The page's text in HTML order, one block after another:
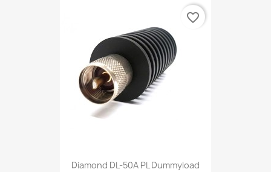
Diamond DL-50A PL Dummyload
favorite_border